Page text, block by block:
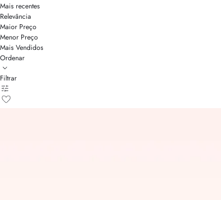
Mais recentes
Relevância
Maior Preço
Menor Preço
Mais Vendidos
Ordenar
Filtrar